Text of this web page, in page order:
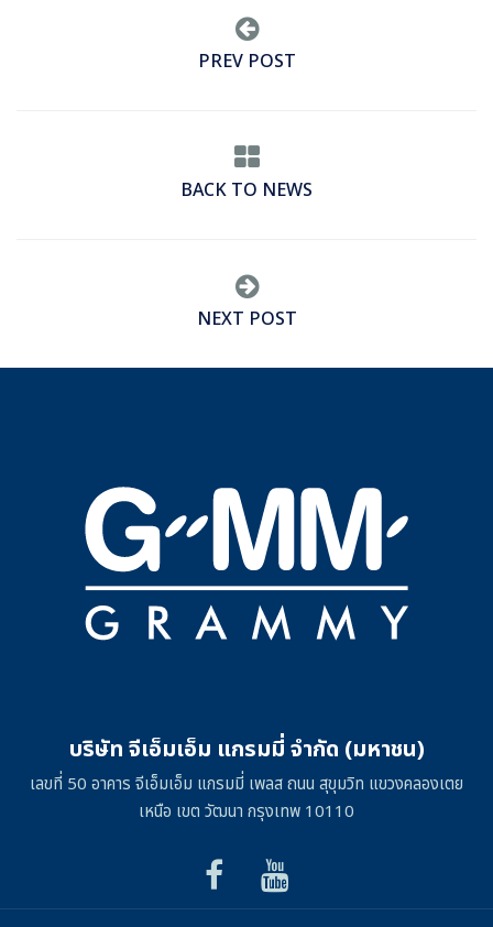
PREV POST
BACK TO NEWS
NEXT POST
บริษัท จีเอ็มเอ็ม แกรมมี่ จำกัด (มหาชน)
เลขที่ 50 อาคาร จีเอ็มเอ็ม แกรมมี่ เพลส ถนน สุขุมวิท แขวงคลองเตย
เหนือ เขต วัฒนา กรุงเทพ 10110